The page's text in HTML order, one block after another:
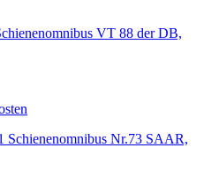
VT 88 der DB,